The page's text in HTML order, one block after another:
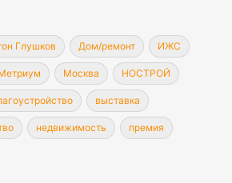
Глушков Дом/ремонт ИЖС
Москва НОСТРОЙ
выставка
недвижимость премия